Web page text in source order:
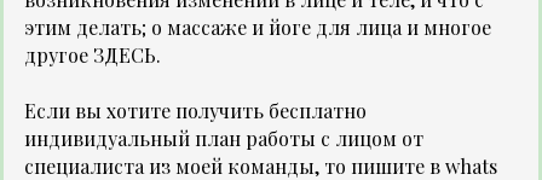
этим делать; о массаже и йоге для лица и многое
другое ЗДЕСЬ.
Если вы хотите получить бесплатно
индивидуальный план работы с лицом от
специалиста из моей команды, то пишите вwhats